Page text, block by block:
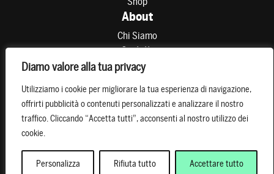
Diamo valore alla tua privacy
Utilizziamo i cookie per migliorare la tua esperienza di navigazione,
offrirti pubblicità o contenuti personalizzati e analizzare il nostro
traffico. Cliccando “Accetta tutti”, acconsenti al nostro utilizzo dei
cookie.
Personalizza Rifiuta tutto Accettare tutto
About
Chi Siamo
Contatti
Partner
Resta connesso